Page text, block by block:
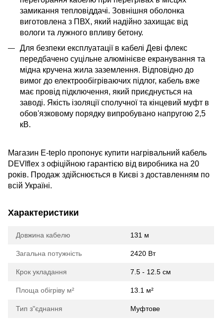
замикання тепловіддачі. Зовнішня оболонка
виготовлена з ПВХ, який надійно захищає від
вологи та лужного впливу бетону.
Для безпеки експлуатації в кабелі Деві флекс
передбачено суцільне алюмінієве екранування та
мідна кручена жила заземлення. Відповідно до
вимог до електрообігріваючих підлог, кабель вже
має провід підключення, який приєднується на
заводі. Якість ізоляції сполучної та кінцевий муфт в
обов'язковому порядку випробувано напругою 2,5
кВ.
Магазин E-teplo пропонує купити нагрівальний кабель
DEVIflex з офіційною гарантією від виробника на 20
років. Продаж здійснюється в Києві з доставленням по
всій Україні.
Характеристики
Довжина кабелю 131 м
Загальна потужність 2420 Вт
Крок укладання 7.5 - 12.5 см
Площа обігріву м² 13.1 м²
Тип з"єднання Муфтове